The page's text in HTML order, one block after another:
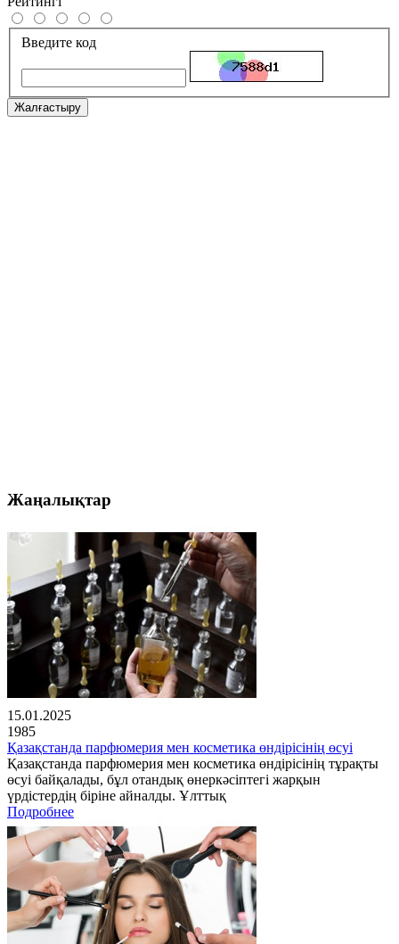
Введите код
Жалғастыру
Жаңалықтар
15.01.2025
1985
Қазақстанда парфюмерия мен косметика өндірісінің өсуі
Қазақстанда парфюмерия мен косметика өндірісінің тұрақты
өсуі байқалады, бұл отандық өнеркәсіптегі жарқын
үрдістердің біріне айналды. Ұлттық
Подробнее